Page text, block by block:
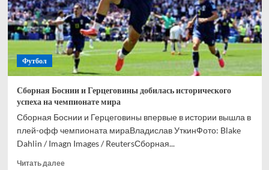
уже
вошел
в
историю
Футбол
Сборная Боснии и Герцеговины добилась исторического
успеха на чемпионате мира
Сборная Боснии и Герцеговины впервые в истории вышла в
плей-офф чемпионата мираВладислав УткинФото: Blake
Dahlin / Imagn Images / ReutersСборная...
Читать далееПрочитать